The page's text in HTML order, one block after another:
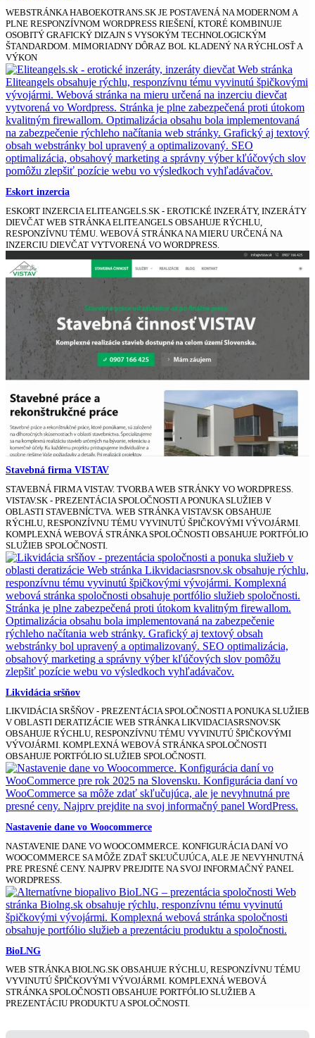
WEBSTRÁNKA HABOEKOTRANS.SK JE POSTAVENÁ NA MODERNOM A
PLNE RESPONZÍVNOM WORDPRESS RIEŠENÍ, KTORÉ KOMBINUJE
OSOBITÝ GRAFICKÝ DIZAJN S VYSOKÝM TECHNOLOGICKÝM
ŠTANDARDOM. MIMORIADNY DÔRAZ BOL KLADENÝ NA RÝCHLOSŤ A
VÝKON
Eskort inzercia
ESKORT INZERCIA ELITEANGELS.SK - EROTICKÉ INZERÁTY, INZERÁTY
DIEVČAT WEB STRÁNKA ELITEANGELS OBSAHUJE RÝCHLU,
RESPONZÍVNU TÉMU. WEBOVÁ STRÁNKA NA MIERU URČENÁ NA
INZERCIU DIEVČAT VYTVORENÁ VO WORDPRESS.
Stavebná firma VISTAV
STAVEBNÁ FIRMA VISTAV. TVORBA WEB STRÁNKY VO WORDPRESS.
VISTAV.SK - PREZENTÁCIA SPOLOČNOSTI A PONUKA SLUŽIEB V
OBLASTI STAVEBNÍCTVA. WEB STRÁNKA VISTAV.SK OBSAHUJE
RÝCHLU, RESPONZÍVNU TÉMU VYVINUTÚ ŠPIČKOVÝMI VÝVOJÁRMI.
KOMPLEXNÁ WEBOVÁ STRÁNKA SPOLOČNOSTI OBSAHUJE PORTFÓLIO
SLUŽIEB SPOLOČNOSTI.
Likvidácia sršňov
LIKVIDÁCIA SRŠŇOV - PREZENTÁCIA SPOLOČNOSTI A PONUKA SLUŽIEB
V OBLASTI DERATIZÁCIE WEB STRÁNKA LIKVIDACIASRSNOV.SK
OBSAHUJE RÝCHLU, RESPONZÍVNU TÉMU VYVINUTÚ ŠPIČKOVÝMI
VÝVOJÁRMI. KOMPLEXNÁ WEBOVÁ STRÁNKA SPOLOČNOSTI
OBSAHUJE PORTFÓLIO SLUŽIEB SPOLOČNOSTI.
Nastavenie dane vo Woocommerce
NASTAVENIE DANE VO WOOCOMMERCE. KONFIGURÁCIA DANÍ VO
WOOCOMMERCE SA MÔŽE ZDAŤ SKĽUČUJÚCA, ALE JE NEVYHNUTNÁ
PRE PRESNÉ CENY. NAJPRV PREJDITE NA SVOJ INFORMAČNÝ PANEL
WORDPRESS.
BioLNG
WEB STRÁNKA BIOLNG.SK OBSAHUJE RÝCHLU, RESPONZÍVNU TÉMU
VYVINUTÚ ŠPIČKOVÝMI VÝVOJÁRMI. KOMPLEXNÁ WEBOVÁ
STRÁNKA SPOLOČNOSTI OBSAHUJE PORTFÓLIO SLUŽIEB A
PREZENTÁCIU PRODUKTU A SPOLOČNOSTI.